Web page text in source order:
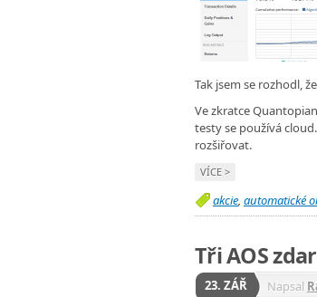
Tak jsem se rozhodl,
Ve zkratce
testy se používá
rozšiřovat.
VÍCE >
akcie, automatické
Tři AOS
23. ZÁŘ Napsal